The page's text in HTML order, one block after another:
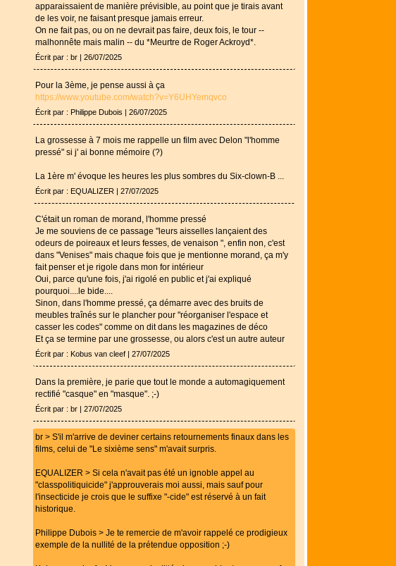
apparaissaient de manière prévisible, au point que je tirais avant
de les voir, ne faisant presque jamais erreur.
On ne fait pas, ou on ne devrait pas faire, deux fois, le tour --
malhonnête mais malin -- du *Meurtre de Roger Ackroyd*.
Écrit par : br | 26/07/2025
Pour la 3ème, je pense aussi à ça
https://www.youtube.com/watch?v=Y6UHYemqvco
Écrit par : Philippe Dubois | 26/07/2025
La grossesse à 7 mois me rappelle un film avec Delon "l'homme
pressé" si j' ai bonne mémoire (?)
La 1ère m' évoque les heures les plus sombres du Six-clown-B ...
Écrit par : EQUALIZER | 27/07/2025
C'était un roman de morand, l'homme pressé
Je me souviens de ce passage "leurs aisselles lançaient des
odeurs de poireaux et leurs fesses, de venaison ", enfin non, c'est
dans "Venises" mais chaque fois que je mentionne morand, ça m'y
fait penser et je rigole dans mon for intérieur
Oui, parce qu'une fois, j'ai rigolé en public et j'ai expliqué
pourquoi....le bide....
Sinon, dans l'homme pressé, ça démarre avec des bruits de
meubles traînés sur le plancher pour "réorganiser l'espace et
casser les codes" comme on dit dans les magazines de déco
Et ça se termine par une grossesse, ou alors c'est un autre auteur
Écrit par : Kobus van cleef | 27/07/2025
Dans la première, je parie que tout le monde a automagiquement
rectifié "casque" en "masque". ;-)
Écrit par : br | 27/07/2025
br > S'il m'arrive de deviner certains retournements finaux dans les
films, celui de "Le sixième sens" m'avait surpris.
EQUALIZER > Si cela n'avait pas été un ignoble appel au
"classpolitiquicide" j'approuverais moi aussi, mais sauf pour
l'insecticide je crois que le suffixe "-cide" est réservé à un fait
historique.
Philippe Dubois > Je te remercie de m'avoir rappelé ce prodigieux
exemple de la nullité de la prétendue opposition ;-)